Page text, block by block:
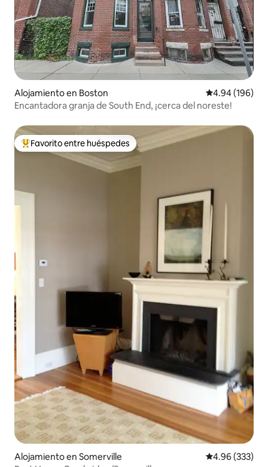
Alojamiento en Boston Calificación
4.94 (196)
Encantadora granja de South End, ¡cerca del noreste!
Favorito entre huéspedes preferido
Favorito entre huéspedes
Alojamiento en Somerville Calificación
4.96 (333)